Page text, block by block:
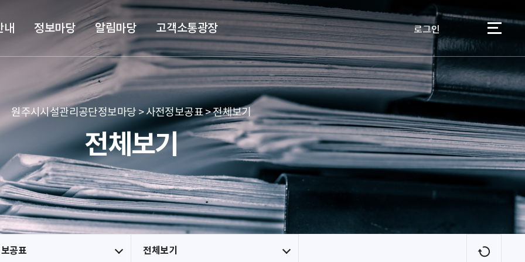
본문 바로가기
메뉴 바로가기
내 정보마당 알림마당 고객소통광장 로그인 이용자
원주시시설관리공단정보마당 > 사전정보공표 > 전체보기
전체보기
공표 전체보기
새